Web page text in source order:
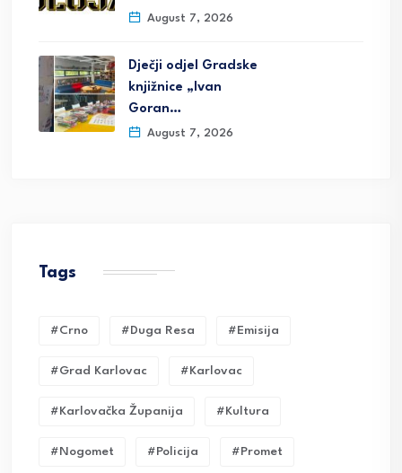
August 7, 2026
Dječji odjel Gradske
knjižnice „Ivan
Goran…
August 7, 2026
Tags
#crno #duga Resa #emisija
#grad Karlovac #karlovac
#karlovačka Županija #kultura
#nogomet #policija #promet